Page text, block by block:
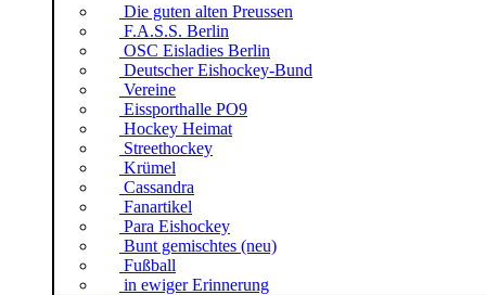
Die guten alten Preussen
F.A.S.S. Berlin
OSC Eisladies Berlin
Deutscher Eishockey-Bund
Vereine
Eissporthalle PO9
Hockey Heimat
Streethockey
Krümel
Cassandra
Fanartikel
Para Eishockey
Bunt gemischtes (neu)
Fußball
in ewiger Erinnerung